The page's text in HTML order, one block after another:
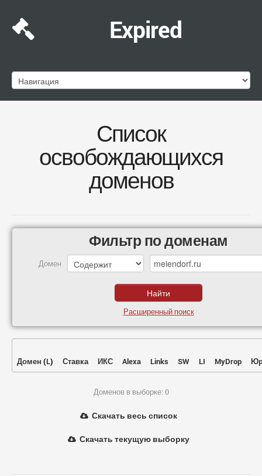
Expired
Список
освобождающихся
доменов
Фильтр по доменам
Домен
Расширенный поиск
Домен (L) Ставка ИКС Alexa Links SW LI MyDrop
Доменов в выборке: 0
Скачать весь список
Скачать текущую выборку